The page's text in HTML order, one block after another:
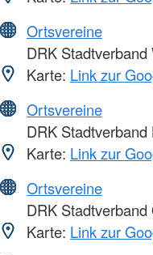
Ortsvereine
DRK Stadtverband
Karte: Link zur
Ortsvereine
DRK
Karte: Link zur
Ortsvereine
DRK Stadtverband
Karte: Link zur